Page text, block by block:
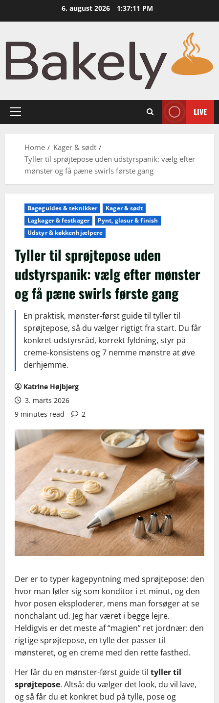
6. august 2026 1:37:12 PM
Primary
LIVE
Home
Kager & sødt
Tyller til sprøjtepose uden udstyrspanik: vælg efter
mønster og få pæne swirls første gang
Bageguides & teknikker
Kager & sødt
Lagkager & festkager
Pynt, glasur & finish
Udstyr & køkkenhjælpere
Tyller til sprøjtepose uden
udstyrspanik: vælg efter mønster
og få pæne swirls første gang
En praktisk, mønster-først guide til tyller til
sprøjtepose, så du vælger rigtigt fra start. Du får
konkret udstyrsråd, korrekt fyldning, styr på
creme-konsistens og 7 nemme mønstre at øve
derhjemme.
Katrine Højbjerg
3. marts 2026
9 minutes read
2
Der er to typer kagepyntning med sprøjtepose: den
hvor man føler sig som konditor i et minut, og den
hvor posen eksploderer, mens man forsøger at se
nonchalant ud. Jeg har været i begge lejre.
Heldigvis er det meste af “magien” ret jordnær: den
rigtige sprøjtepose, en tylle der passer til
mønsteret, og en creme med den rette fasthed.
Her får du en mønster-først guide til tyller til
sprøjtepose. Altså: du vælger det look, du vil lave,
og så får du et konkret bud på tylle, pose og